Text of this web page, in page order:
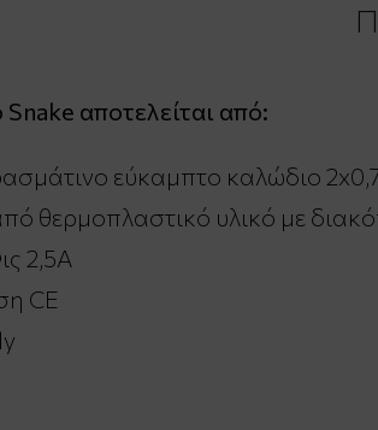
αποτελείται από:
εύκαμπτο καλώδιο
θερμοπλαστικό υλικό με
2,5A
CE